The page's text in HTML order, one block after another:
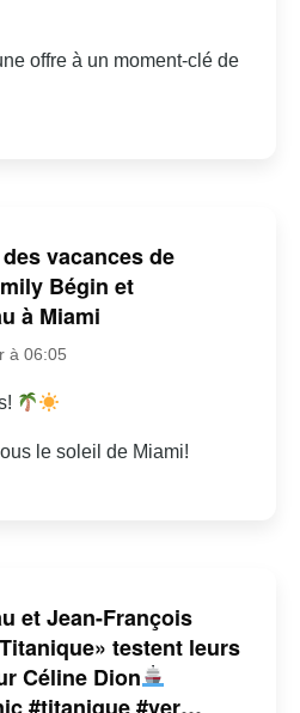
offre à un moment-clé de
vacances de
Bégin et
à Miami
à 06:05
le soleil de Miami!
et Jean-François
testent leurs
Céline Dion
#titanique #ver…